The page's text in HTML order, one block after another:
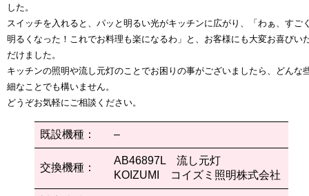
した。
スイッチを入れると、パッと明るい光がキッチンに広がり、「わぁ、すご
明るくなった！これでお料理も楽になるわ」と、お客様にも大変お喜びい
だけました。
キッチンの照明や流し元灯のことでお困りの事がございましたら、どんな
細なことでも構いません。
どうぞお気軽にご相談ください。
既設機種： –
交換機種：
AB46897L 流し元灯
KOIZUMI コイズミ照明株式会社